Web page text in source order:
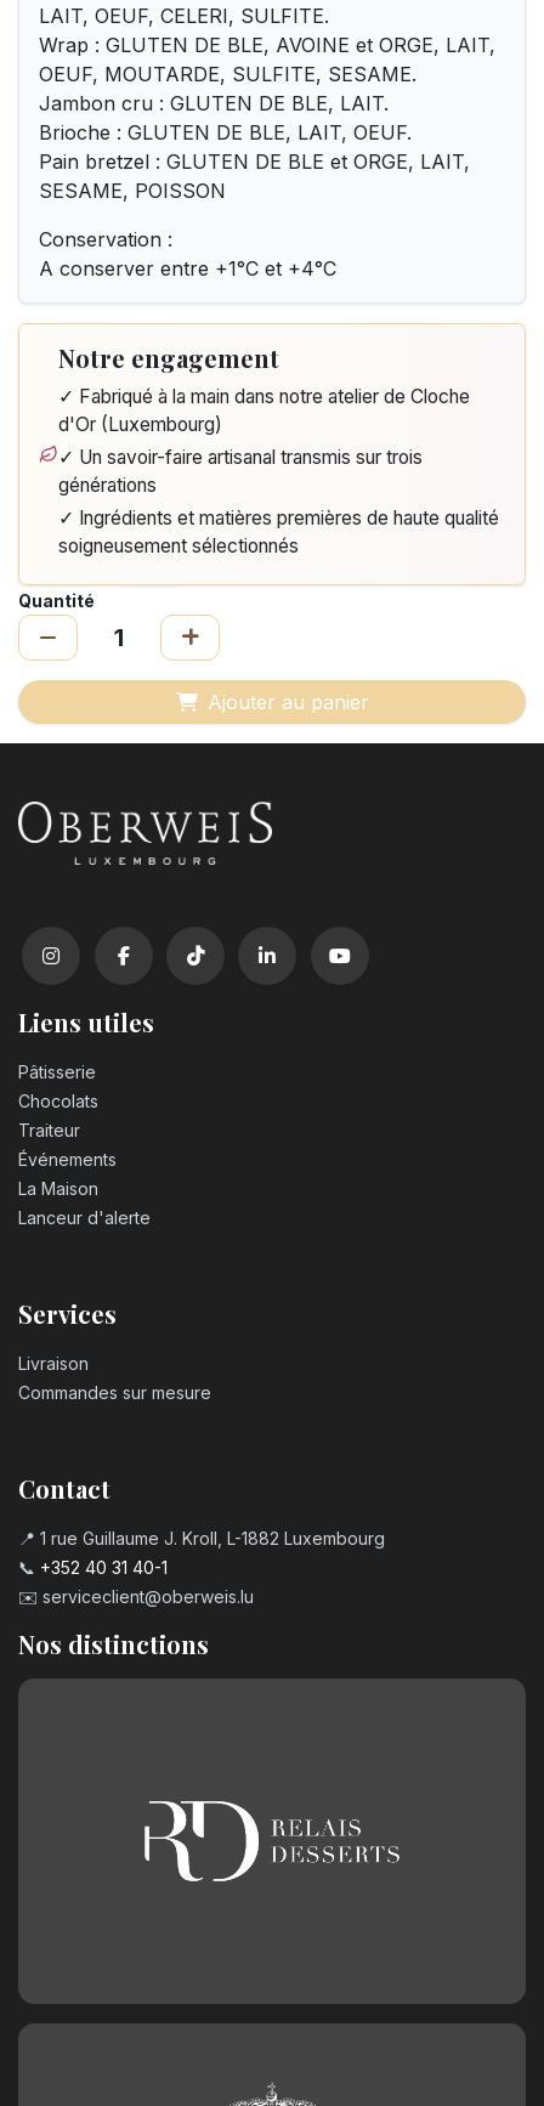
LAIT, OEUF, CELERI, SULFITE.
Wrap : GLUTEN DE BLE, AVOINE et ORGE, LAIT,
OEUF, MOUTARDE, SULFITE, SESAME.
Jambon cru : GLUTEN DE BLE, LAIT.
Brioche : GLUTEN DE BLE, LAIT, OEUF.
Pain bretzel : GLUTEN DE BLE et ORGE, LAIT,
SESAME, POISSON
Conservation :
A conserver entre +1°C et +4°C
Notre engagement
✓ Fabriqué à la main dans notre atelier de Cloche
d'Or (Luxembourg)
✓ Un savoir-faire artisanal transmis sur trois
générations
✓ Ingrédients et matières premières de haute qualité
soigneusement sélectionnés
Quantité
Ajouter au panier
Liens utiles
Pâtisserie
Chocolats
Traiteur
Événements
La Maison
Lanceur d'alerte
Services
Livraison
Commandes sur mesure
Contact
📍 1 rue Guillaume J. Kroll, L-1882 Luxembourg
📞 +352 40 31 40-1
✉️ serviceclient@oberweis.lu
Nos distinctions